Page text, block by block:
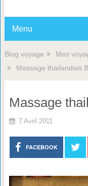
Menu
Blog voyage Mes
Massage thailandais
Massage
7 Avril 2011
FACEBOOK